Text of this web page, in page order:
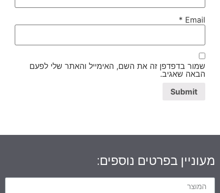
Email
*
שמור בדפדפן זה את השם, האימייל והאתר שלי לפעם
הבאה שאגיב.
מעוניין בפרטים נוספים: